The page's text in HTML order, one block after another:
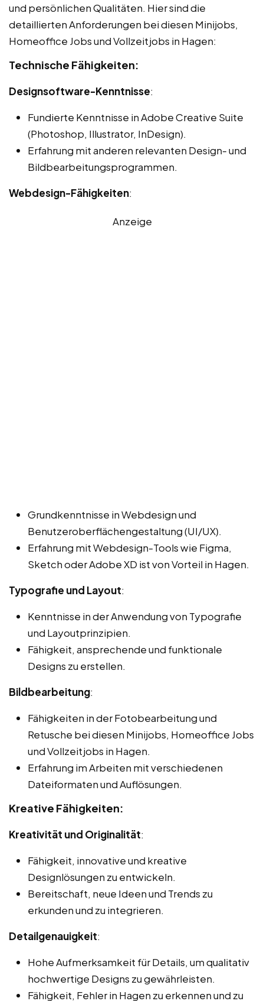
und persönlichen Qualitäten. Hier sind die
detaillierten Anforderungen bei diesen Minijobs,
Homeoffice Jobs und Vollzeitjobs in Hagen:
Technische Fähigkeiten:
Designsoftware-Kenntnisse:
Fundierte Kenntnisse in Adobe Creative Suite
(Photoshop, Illustrator, InDesign).
Erfahrung mit anderen relevanten Design- und
Bildbearbeitungsprogrammen.
Webdesign-Fähigkeiten:
Anzeige
Grundkenntnisse in Webdesign und
Benutzeroberflächengestaltung (UI/UX).
Erfahrung mit Webdesign-Tools wie Figma,
Sketch oder Adobe XD ist von Vorteil in Hagen.
Typografie und Layout:
Kenntnisse in der Anwendung von Typografie
und Layoutprinzipien.
Fähigkeit, ansprechende und funktionale
Designs zu erstellen.
Bildbearbeitung:
Fähigkeiten in der Fotobearbeitung und
Retusche bei diesen Minijobs, Homeoffice Jobs
und Vollzeitjobs in Hagen.
Erfahrung im Arbeiten mit verschiedenen
Dateiformaten und Auflösungen.
Kreative Fähigkeiten:
Kreativität und Originalität:
Fähigkeit, innovative und kreative
Designlösungen zu entwickeln.
Bereitschaft, neue Ideen und Trends zu
erkunden und zu integrieren.
Detailgenauigkeit:
Hohe Aufmerksamkeit für Details, um qualitativ
hochwertige Designs zu gewährleisten.
Fähigkeit, Fehler in Hagen zu erkennen und zu